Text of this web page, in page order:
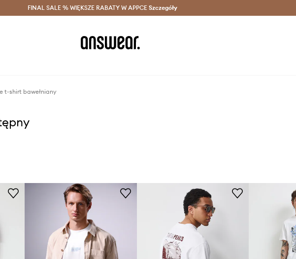
Oszczędzaj z Answear Club > Dostawa nawet w 24h >
FINAL SALE % WIĘKSZE RABATY W APPCE Szczegóły
t-shirt bawełniany